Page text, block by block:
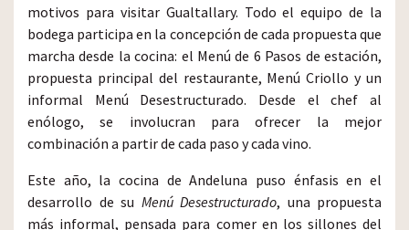
motivos para visitar Gualtallary. Todo el equipo de la
bodega participa en la concepción de cada propuesta que
marcha desde la cocina: el Menú de 6 Pasos de estación,
propuesta principal del restaurante, Menú Criollo y un
informal Menú Desestructurado. Desde el chef al
enólogo, se involucran para ofrecer la mejor
combinación a partir de cada paso y cada vino.
Este año, la cocina de Andeluna puso énfasis en el
desarrollo de su Menú Desestructurado, una propuesta
más informal, pensada para comer en los sillones del